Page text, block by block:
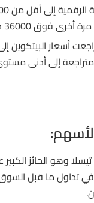
36000 دولار يوم الاثنين.
أسعار البيتكوين
، متراجعة إلى أدنى
وهو الحائز
، 0.5٪ في تداول ما قبل